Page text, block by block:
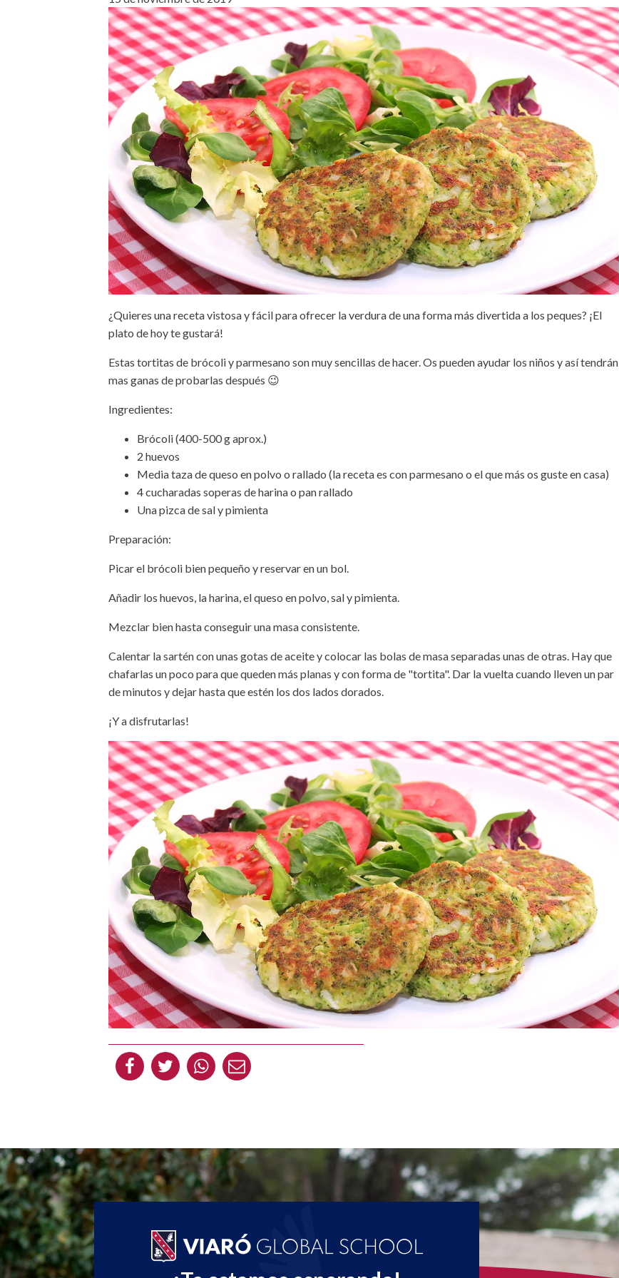
¿Quieres una receta vistosa y fácil para ofrecer la verdura de una forma más divertida a los peques? ¡El
plato de hoy te gustará!
Estas tortitas de brócoli y parmesano son muy sencillas de hacer. Os pueden ayudar los niños y así tendrán
mas ganas de probarlas después 😉
Ingredientes:
Brócoli (400-500 g aprox.)
2 huevos
Media taza de queso en polvo o rallado (la receta es con parmesano o el que más os guste en casa)
4 cucharadas soperas de harina o pan rallado
Una pizca de sal y pimienta
Preparación:
Picar el brócoli bien pequeño y reservar en un bol.
Añadir los huevos, la harina, el queso en polvo, sal y pimienta.
Mezclar bien hasta conseguir una masa consistente.
Calentar la sartén con unas gotas de aceite y colocar las bolas de masa separadas unas de otras. Hay que
chafarlas un poco para que queden más planas y con forma de "tortita". Dar la vuelta cuando lleven un par
de minutos y dejar hasta que estén los dos lados dorados.
¡Y a disfrutarlas!